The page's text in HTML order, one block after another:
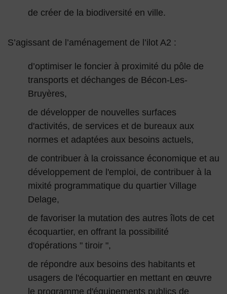
de créer de la biodiversité en ville.
S’agissant de l’aménagement de l’ilot A2 :
d’optimiser le foncier à proximité du pôle de
transports et déchanges de Bécon-Les-
Bruyères,
de développer de nouvelles surfaces
d'activités, de services et de bureaux aux
normes et adaptées aux besoins actuels,
de contribuer à la croissance économique et au
développement de l'emploi, de contribuer à la
mixité programmatique du quartier Village
Delage,
de favoriser la mutation des autres îlots de cet
écoquartier, en offrant la possibilité
d'opérations " tiroir ",
de répondre aux besoins des habitants et
usagers de l'écoquartier en mettant en œuvre
le programme d'équipements publics de